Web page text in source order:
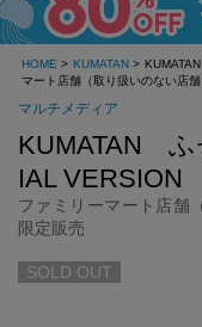
HOME > KUMATAN>
マート店舗（取り扱いのない店
マルチメディア
KUMATAN ふ
IAL VERSION
ファミリーマート店舗
限定販売
SOLD OUT